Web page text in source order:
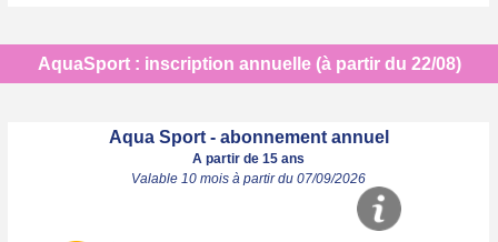
AquaSport : inscription annuelle (à partir du 22/08)
Aqua Sport - abonnement annuel
A partir de 15 ans
Valable 10 mois à partir du 07/09/2026